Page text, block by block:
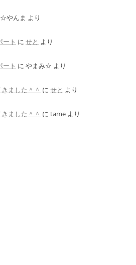
やんま より
ート に せと より
ート に やまみ☆ より
ました＾＾ に せと より
ました＾＾ に tame より